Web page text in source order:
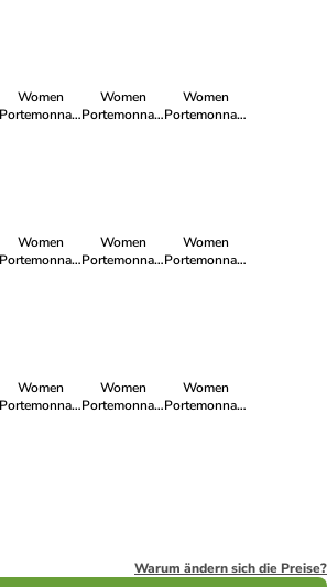
Women
Portemonnaie
Women
Portemonnaie
Women
Portemonnaie
Women
Portemonnaie
Women
Portemonnaie
Women
Portemonnaie
Women
Portemonnaie
Women
Portemonnaie
Women
Portemonnaie
Warum ändern sich die Preise?